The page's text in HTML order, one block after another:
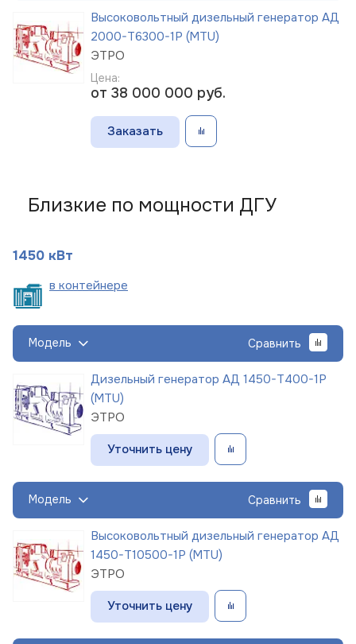
Высоковольтный дизельный генератор АД
2000-Т6300-1Р (MTU)
ЭТРО
Цена:
от 38 000 000 руб.
Заказать
Близкие по мощности ДГУ
1450 кВт
в контейнере
Модель Сравнить
Дизельный генератор АД 1450-Т400-1Р
(MTU)
ЭТРО
Уточнить цену
Модель Сравнить
Высоковольтный дизельный генератор АД
1450-Т10500-1Р (MTU)
ЭТРО
Уточнить цену